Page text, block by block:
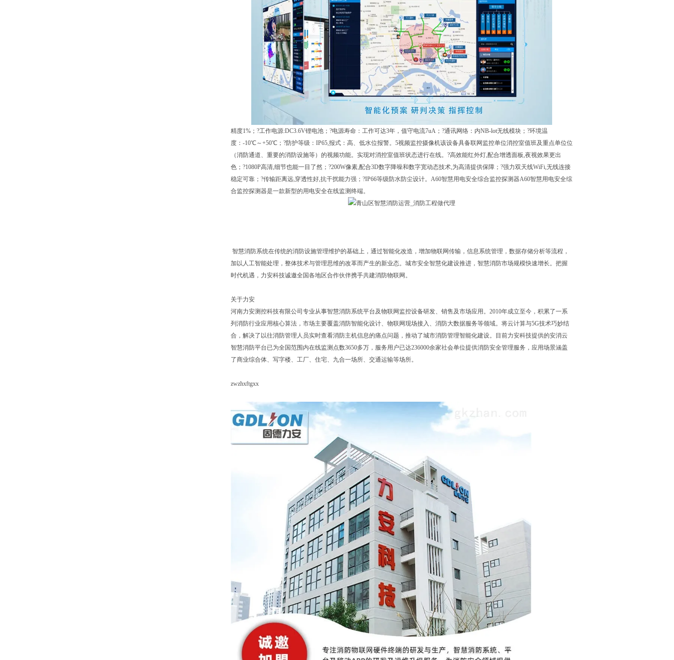
精度1%；?工作电源:DC3.6V锂电池；?电源寿命：工作可达3年，值守电流7uA；?通讯网络：内NB-lot无线模块；?环境温
度：-10℃～+50℃；?防护等级：IP65,报式：高、低水位报警。5视频监控摄像机该设备具备联网监控单位消控室值班及重点单位位
（消防通道、重要的消防设施等）的视频功能。实现对消控室值班状态进行在线。?高效能红外灯,配合增透面板,夜视效果更出
色；?1080P高清,细节也能一目了然；?200W像素,配合3D数字降噪和数字宽动态技术,为高清提供保障；?强力双天线WiFi,无线连接
稳定可靠；?传输距离远,穿透性好,抗干扰能力强；?IP66等级防水防尘设计。A60智慧用电安全综合监控探测器A60智慧用电安全综
合监控探测器是一款新型的用电安全在线监测终端。
智慧消防系统在传统的消防设施管理维护的基础上，通过智能化改造，增加物联网传输，信息系统管理，数据存储分析等流程，
加以人工智能处理，整体技术与管理思维的改革而产生的新业态。城市安全智慧化建设推进，智慧消防市场规模快速增长。把握
时代机遇，力安科技诚邀全国各地区合作伙伴携手共建消防物联网。
关于力安
河南力安测控科技有限公司专业从事智慧消防系统平台及物联网监控设备研发、销售及市场应用。2010年成立至今，积累了一系
列消防行业应用核心算法，市场主要覆盖消防智能化设计、物联网现场接入、消防大数据服务等领域。将云计算与5G技术巧妙结
合，解决了以往消防管理人员实时查看消防主机信息的痛点问题，推动了城市消防管理智能化建设。目前力安科技提供的安消云
智慧消防平台已为全国范围内在线监测点数3650多万，服务用户已达236000余家社会单位提供消防安全管理服务，应用场景涵盖
了商业综合体、写字楼、工厂、住宅、九合一场所、交通运输等场所。
zwzhxftgxx